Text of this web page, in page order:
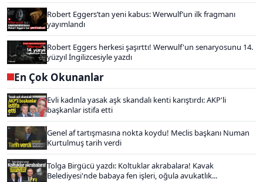
Robert Eggers’tan yeni kabus: Werwulf’un ilk fragmanı
yayımlandı
Robert Eggers herkesi şaşırttı! Werwulf'un senaryosunu 14.
yüzyıl İngilizcesiyle yazdı
En Çok Okunanlar
Evli kadınla yasak aşk skandalı kenti karıştırdı: AKP'li
başkanlar istifa etti
Genel af tartışmasına nokta koydu! Meclis başkanı Numan
Kurtulmuş tarih verdi
Tolga Birgücü yazdı: Koltuklar akrabalara! Kavak
Belediyesi'nde babaya fen işleri, oğula avukatlık...